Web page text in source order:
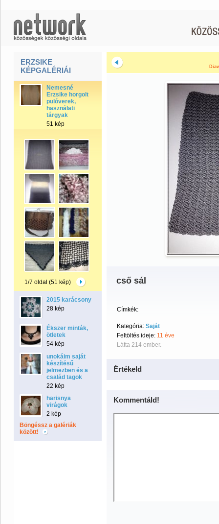
ERZSIKE
KÉPGALÉRIÁI
Nemesné
Erzsike horgolt
pulóverek,
használati
tárgyak
51 kép
1/7 oldal (51 kép)
2015 karácsony
28 kép
Ékszer minták,
ötletek
54 kép
unokáim saját
készítésű
jelmezben és a
család tagok
22 kép
harisnya
virágok
2 kép
Böngéssz a galériák
között!
cső sál
Címkék:
Kategória: Saját
Feltöltés ideje: 11 éve
Látta 214 ember.
Értékeld
Kommentáld!